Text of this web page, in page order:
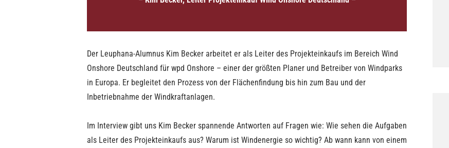
Der Leuphana-Alumnus Kim Becker arbeitet er als Leiter des Projekteinkaufs im Bereich Wind
Onshore Deutschland für wpd Onshore – einer der größten Planer und Betreiber von Windparks
in Europa. Er begleitet den Prozess von der Flächenfindung bis hin zum Bau und der
Inbetriebnahme der Windkraftanlagen.
Im Interview gibt uns Kim Becker spannende Antworten auf Fragen wie: Wie sehen die Aufgaben
als Leiter des Projekteinkaufs aus? Warum ist Windenergie so wichtig? Ab wann kann von einem